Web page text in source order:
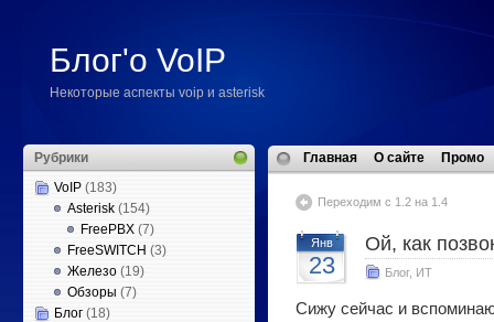
Блог'о VoIP
Некоторые аспекты voip и asterisk
Рубрики
VoIP (183)
Asterisk (154)
FreePBX (7)
FreeSWITCH (3)
Железо (19)
Обзоры (7)
Блог (18)
Главная О сайте Промо
Переходим с 1.2 на 1.4
Янв
23
Ой, как
Блог, ИТ
Сижу сейчас и